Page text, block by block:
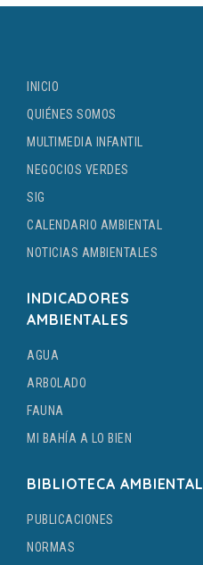
INICIO
QUIÉNES SOMOS
MULTIMEDIA INFANTIL
NEGOCIOS VERDES
SIG
CALENDARIO AMBIENTAL
NOTICIAS AMBIENTALES
INDICADORES
AMBIENTALES
AGUA
ARBOLADO
FAUNA
MI BAHÍA A LO BIEN
BIBLIOTECA AMBIENTAL
PUBLICACIONES
NORMAS